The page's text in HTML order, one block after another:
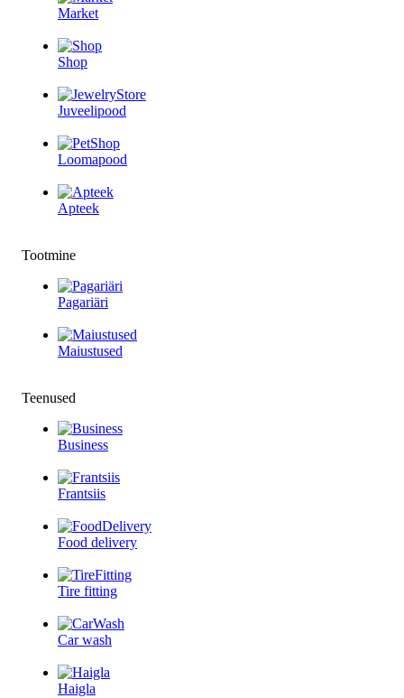
Market
Shop
Juveelipood
Loomapood
Apteek
Tootmine
Pagariäri
Maiustused
Teenused
Business
Frantsiis
Food delivery
Tire fitting
Car wash
Haigla